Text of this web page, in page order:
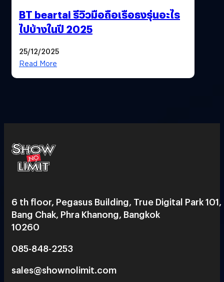
BT beartai รีวิวมือถือเรือธงรุ่นอะไร
ไปบ้างในปี 2025
25/12/2025
Read More
6 th floor, Pegasus Building, True Digital Park 101,
Bang Chak, Phra Khanong, Bangkok
10260
085-848-2253
sales@shownolimit.com